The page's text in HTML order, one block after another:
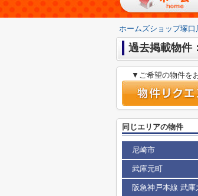
ホームズショップ塚口
過去掲載物件
▼ご希望の物件を
同じエリアの物件
尼崎市
武庫元町
阪急神戸本線 武庫